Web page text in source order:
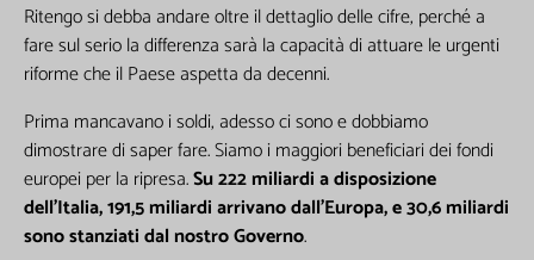
Ritengo si debba andare oltre il dettaglio delle cifre, perché a
fare sul serio la differenza sarà la capacità di attuare le urgenti
riforme che il Paese aspetta da decenni.
Prima mancavano i soldi, adesso ci sono e dobbiamo
dimostrare di saper fare. Siamo i maggiori beneficiari dei fondi
europei per la ripresa.Su 222 miliardi a disposizione
dell’Italia, 191,5 miliardi arrivano dall’Europa, e 30,6 miliardi
sono stanziati dal nostro Governo.